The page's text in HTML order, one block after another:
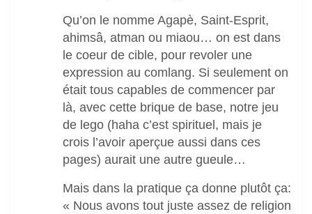
Qu’on le nomme Agapè, Saint-Esprit,
ahimsâ, atman ou miaou… on est dans
le coeur de cible, pour revoler une
expression au comlang. Si seulement on
était tous capables de commencer par
là, avec cette brique de base, notre jeu
de lego (haha c’est spirituel, mais je
crois l’avoir aperçue aussi dans ces
pages) aurait une autre gueule…
Mais dans la pratique ça donne plutôt ça:
« Nous avons tout juste assez de religion